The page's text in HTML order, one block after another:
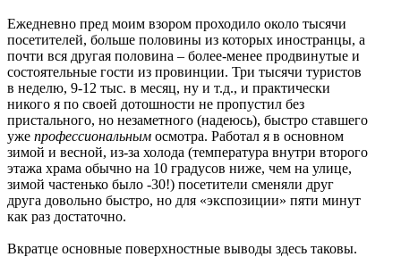
Ежедневно пред моим взором проходило около тысячи
посетителей, больше половины из которых иностранцы, а
почти вся другая половина – более-менее продвинутые и
состоятельные гости из провинции. Три тысячи туристов
в неделю, 9-12 тыс. в месяц, ну и т.д., и практически
никого я по своей дотошности не пропустил без
пристального, но незаметного (надеюсь), быстро ставшего
уже профессиональным осмотра. Работал я в основном
зимой и весной, из-за холода (температура внутри второго
этажа храма обычно на 10 градусов ниже, чем на улице,
зимой частенько было -30!) посетители сменяли друг
друга довольно быстро, но для «экспозиции» пяти минут
как раз достаточно.
Вкратце основные поверхностные выводы здесь таковы.